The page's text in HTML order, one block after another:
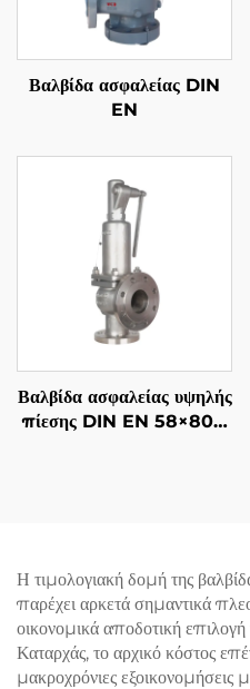
Βαλβίδα ασφαλείας DIN
EN
Βαλβίδα ασφαλείας υψηλής
πίεσης DIN EN 58×80 –
πετρελαίου
Η τιμολογιακή δομή της
παρέχει αρκετά σημαντικά
οικονομικά αποδοτική
Καταρχάς, το αρχικό κόστος
μακροχρόνιες